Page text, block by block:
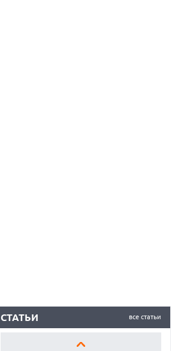
все статьи
СТАТЬИ
ЛУЧШИЕ ВИДЕОРЕГИСТРАТОРЫ В 2026
ГОДУ
КАК БЕЗОПАСНО КУПИТЬ Б/У